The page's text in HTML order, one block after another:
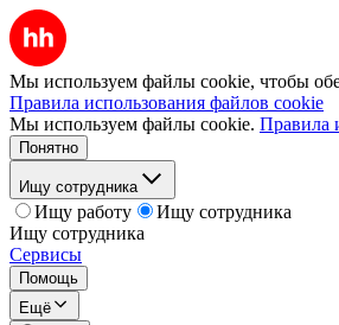
Мы используем файлы cookie, чтобы
Правила использования файлов cookie
Мы используем файлы cookie. Правила
Понятно
Ищу сотрудника
Ищу работу
Ищу сотрудника
Ищу сотрудника
Сервисы
Помощь
Ещё